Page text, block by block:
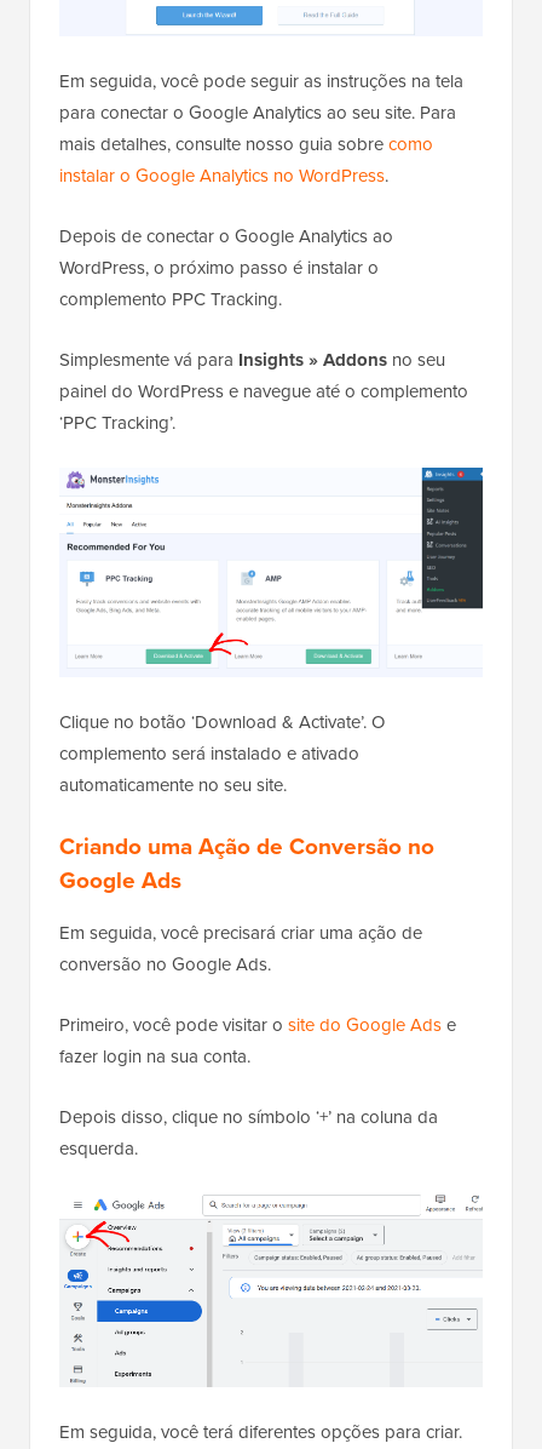
Em seguida, você pode seguir as instruções na tela
para conectar o Google Analytics ao seu site. Para
mais detalhes, consulte nosso guia sobrecomo
instalar o Google Analytics no WordPress.
Depois de conectar o Google Analytics ao
WordPress, o próximo passo é instalar o
complemento PPC Tracking.
Simplesmente vá para Insights » Addons no seu
painel do WordPress e navegue até o complemento
‘PPC Tracking’.
Clique no botão ‘Download & Activate’. O
complemento será instalado e ativado
automaticamente no seu site.
Criando uma Ação de Conversão no
Google Ads
Em seguida, você precisará criar uma ação de
conversão no Google Ads.
Primeiro, você pode visitar o site do Google Adse
fazer login na sua conta.
Depois disso, clique no símbolo ‘+’ na coluna da
esquerda.
Em seguida, você terá diferentes opções para criar.